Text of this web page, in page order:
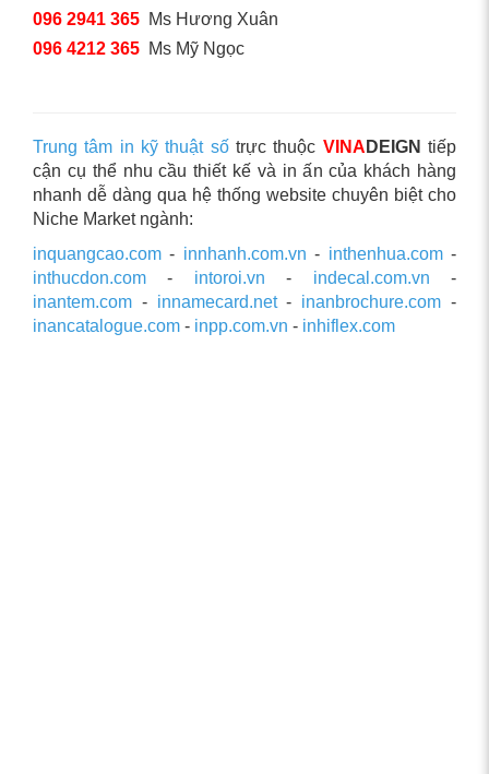
096 2941 365 Ms Hương Xuân
096 4212 365 Ms Mỹ Ngọc
Trung tâm in kỹ thuật sốtrực thuộc VINA DEIGN tiếp
cận cụ thể nhu cầu thiết kế và in ấn của khách hàng
nhanh dễ dàng qua hệ thống website chuyên biệt cho
Niche Market ngành:
inquangcao.com - innhanh.com.vn - inthenhua.com-
inthucdon.com - intoroi.vn - indecal.com.vn -
inantem.com - innamecard.net- inanbrochure.com -
inancatalogue.com - inpp.com.vn - inhiflex.com